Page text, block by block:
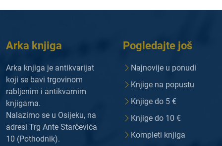
Arka knjiga
Arka knjiga je antikvarijat
koji se bavi trgovinom
rabljenim i antikvarnim
knjigama.
Nalazimo se u Osijeku, na
adresi Trg Ante Starčevića
10 (Pothodnik).
Pogledajte još
Najnovije u ponudi
Knjige na popustu
Knjige do 5 €
Knjige do 10 €
Kompleti knjiga